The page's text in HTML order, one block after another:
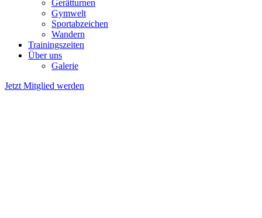
Gerätturnen
Gymwelt
Sportabzeichen
Wandern
Trainingszeiten
Über uns
Galerie
Jetzt Mitglied werden